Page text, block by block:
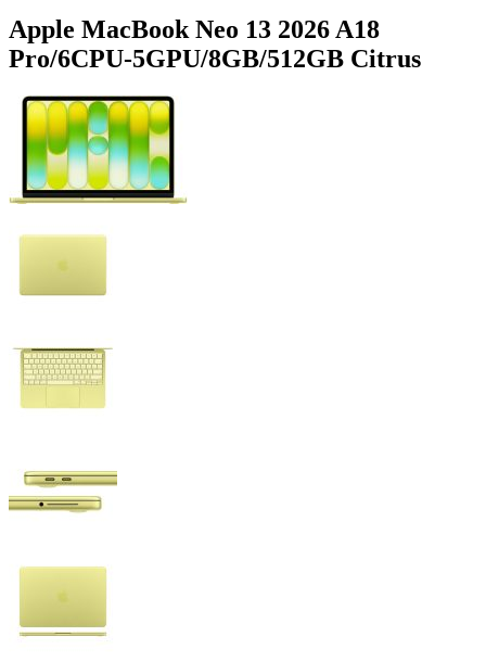
Apple MacBook Neo 13 2026 A18
Pro/6CPU-5GPU/8GB/512GB Citrus